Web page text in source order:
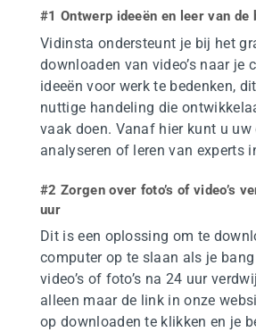
#1 Ontwerp ideeën en leer van de
Vidinsta ondersteunt je bij het
downloaden van video’s naar je
ideeën voor werk te bedenken,
nuttige handeling die
vaak doen. Vanaf hier kunt u uw
analyseren of leren van experts
#2 Zorgen over foto’s of video’s
uur
Dit is een oplossing om te
computer op te slaan als je
video’s of foto’s na 24 uur
alleen maar de link in onze
op downloaden te klikken en je